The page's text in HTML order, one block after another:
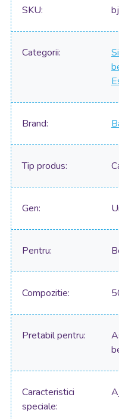
SKU
Categorii
Brand
Tip produs
Gen
Pentru
Compozitie
Pretabil pentru
Caracteristici
speciale